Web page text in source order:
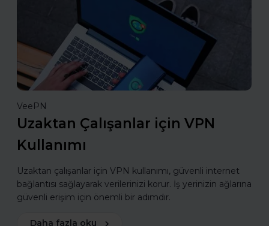
VeePN
Uzaktan Çalışanlar için VPN
Kullanımı
Uzaktan çalışanlar için VPN kullanımı, güvenli internet
bağlantısı sağlayarak verilerinizi korur. İş yerinizin ağlarına
güvenli erişim için önemli bir adımdır.
Daha fazla oku